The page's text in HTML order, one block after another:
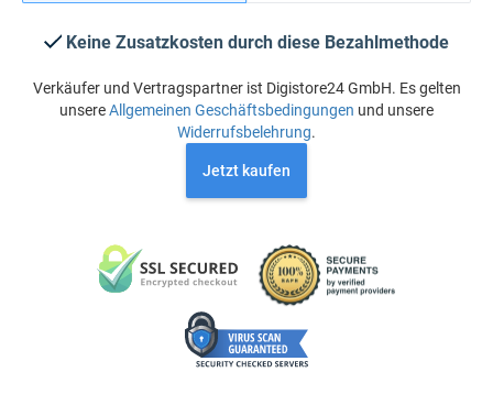
Keine Zusatzkosten durch diese Bezahlmethode
Verkäufer und Vertragspartner ist Digistore24 GmbH. Es gelten
unsereAllgemeinen Geschäftsbedingungen und unsere
Widerrufsbelehrung.
Jetzt kaufen